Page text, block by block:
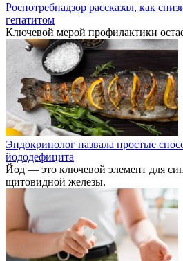
Роспотребнадзор рассказал, как
гепатитом
Ключевой мерой профилактики
Эндокринолог назвала простые
йододефицита
Йод — это ключевой элемент для
щитовидной железы.